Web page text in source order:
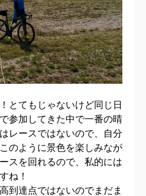
とてもじゃないけど同じ日
参加してきた中で一番の晴
レースではないので、自分
のように景色を楽しみなが
スを回れるので、私的には
ね！
到達点ではないのでまだま